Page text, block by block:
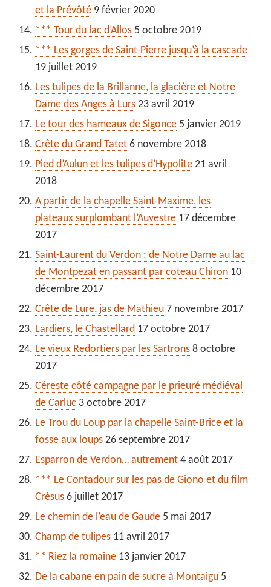
et la Prévôté 9 février 2020
*** Tour du lac d’Allos 5 octobre 2019
*** Les gorges de Saint-Pierre jusqu’à la cascade
19 juillet 2019
Les tulipes de la Brillanne, la glacière et Notre
Dame des Anges à Lurs 23 avril 2019
Le tour des hameaux de Sigonce 5 janvier 2019
Crête du Grand Tatet 6 novembre 2018
Pied d’Aulun et les tulipes d’Hypolite 21 avril
2018
A partir de la chapelle Saint-Maxime, les
plateaux surplombant l’Auvestre 17 décembre
2017
Saint-Laurent du Verdon : de Notre Dame au lac
de Montpezat en passant par coteau Chiron 10
décembre 2017
Crête de Lure, jas de Mathieu 7 novembre 2017
Lardiers, le Chastellard 17 octobre 2017
Le vieux Redortiers par les Sartrons 8 octobre
2017
Céreste côté campagne par le prieuré médiéval
de Carluc 3 octobre 2017
Le Trou du Loup par la chapelle Saint-Brice et la
fosse aux loups 26 septembre 2017
Esparron de Verdon… autrement 4 août 2017
*** Le Contadour sur les pas de Giono et du film
Crésus 6 juillet 2017
Le chemin de l’eau de Gaude 5 mai 2017
Champ de tulipes 11 avril 2017
** Riez la romaine 13 janvier 2017
De la cabane en pain de sucre à Montaigu 5